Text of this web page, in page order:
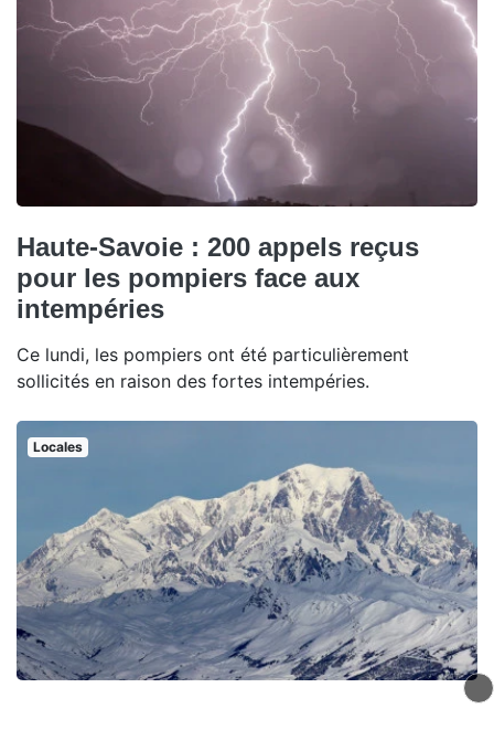
Haute-Savoie : 200 appels reçus
pour les pompiers face aux
intempéries
Ce lundi, les pompiers ont été particulièrement
sollicités en raison des fortes intempéries.
Locales